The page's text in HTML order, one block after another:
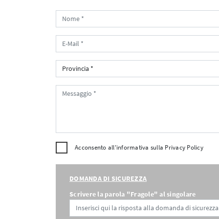
Acconsento all'informativa sulla Privacy Policy
DOMANDA DI SICUREZZA
Scrivere la parola "Fragole" al singolare